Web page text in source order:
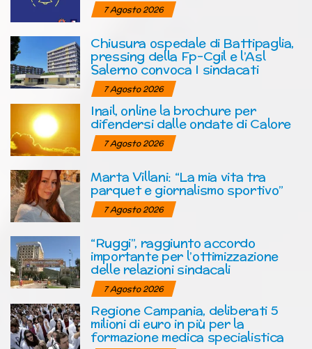
7 Agosto 2026
Chiusura ospedale di Battipaglia,
pressing della Fp-Cgil e l’Asl
Salerno convoca I sindacati
7 Agosto 2026
Inail, online la brochure per
difendersi dalle ondate di Calore
7 Agosto 2026
Marta Villani: “La mia vita tra
parquet e giornalismo sportivo”
7 Agosto 2026
“Ruggi”, raggiunto accordo
importante per l’ottimizzazione
delle relazioni sindacali
7 Agosto 2026
Regione Campania, deliberati 5
milioni di euro in più per la
formazione medica specialistica